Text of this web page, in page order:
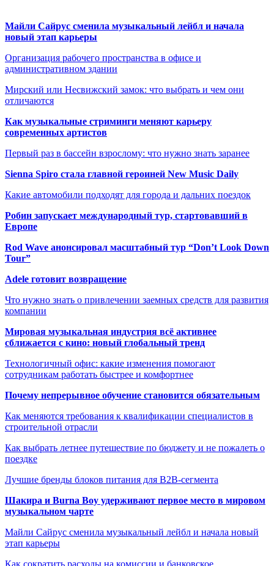
Майли Сайрус сменила музыкальный лейбл и начала
новый этап карьеры
Организация рабочего пространства в офисе и
административном здании
Мирский или Несвижский замок: что выбрать и чем они
отличаются
Как музыкальные стриминги меняют карьеру
современных артистов
Первый раз в бассейн взрослому: что нужно знать заранее
Sienna Spiro стала главной героиней New Music Daily
Какие автомобили подходят для города и дальних поездок
Робин запускает международный тур, стартовавший в
Европе
Rod Wave анонсировал масштабный тур “Don’t Look Down
Tour”
Adele готовит возвращение
Что нужно знать о привлечении заемных средств для развития
компании
Мировая музыкальная индустрия всё активнее
сближается с кино: новый глобальный тренд
Технологичный офис: какие изменения помогают
сотрудникам работать быстрее и комфортнее
Почему непрерывное обучение становится обязательным
Как меняются требования к квалификации специалистов в
строительной отрасли
Как выбрать летнее путешествие по бюджету и не пожалеть о
поездке
Лучшие бренды блоков питания для B2B-сегмента
Шакира и Burna Boy удерживают первое место в мировом
музыкальном чарте
Майли Сайрус сменила музыкальный лейбл и начала новый
этап карьеры